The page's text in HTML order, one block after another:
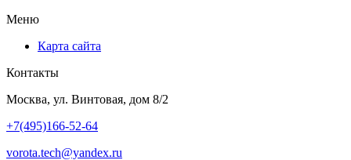
Меню
Карта сайта
Контакты
Москва, ул. Винтовая, дом 8/2
+7(495)166-52-64
vorota.tech@yandex.ru